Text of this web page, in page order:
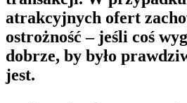
atrakcyjnych ofert
ostrożność – jeśli coś
dobrze, by było
jest.